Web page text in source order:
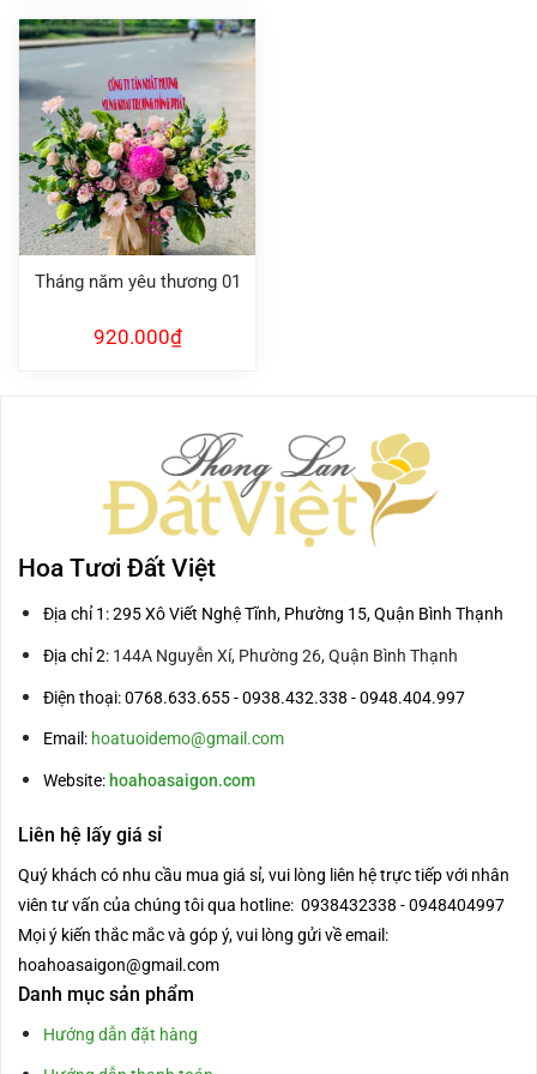
640.000₫.
Tháng năm yêu thương 01
920.000₫
Hoa Tươi Đất Việt
Địa chỉ 1: 295 Xô Viết Nghệ Tĩnh, Phường 15, Quận Bình Thạnh
Địa chỉ 2: 144A Nguyễn Xí, Phường 26, Quận Bình Thạnh
Điện thoại: 0768.633.655 - 0938.432.338 - 0948.404.997
Email: hoatuoidemo@gmail.com
Website: hoahoasaigon.com
Liên hệ lấy giá sỉ
Quý khách có nhu cầu mua giá sỉ, vui lòng liên hệ trực tiếp với nhân
viên tư vấn của chúng tôi qua hotline: 0938432338 - 0948404997
Mọi ý kiến thắc mắc và góp ý, vui lòng gửi về email:
hoahoasaigon@gmail.com
Danh mục sản phẩm
Hướng dẫn đặt hàng